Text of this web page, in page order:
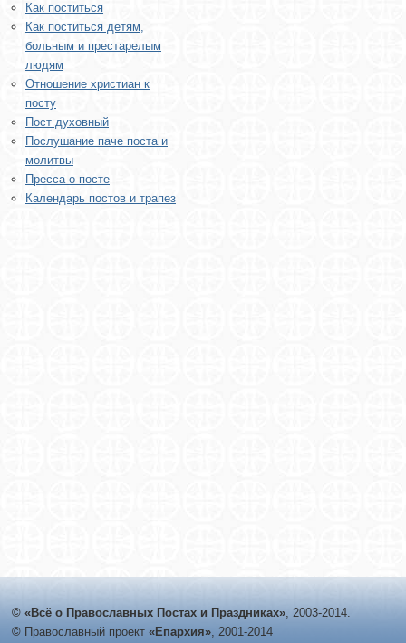
Как поститься
Как поститься детям,
больным и престарелым
людям
Отношение христиан к
посту
Пост духовный
Послушание паче поста и
молитвы
Пресса о посте
Календарь постов и трапез
© «Всё о Православных Постах и Праздниках», 2003-2014.
© Православный проект «Епархия», 2001-2014